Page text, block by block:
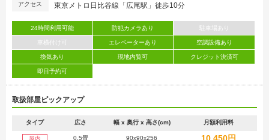
アクセス 東京メトロ日比谷線「広尾駅」徒歩10分
24時間利用可能 防犯カメラあり 駐車場あり
車横付け可 エレベーターあり 空調設備あり
換気あり 現地内覧可 クレジット決済可
即日予約可
取扱部屋ピックアップ
タイプ 広さ 幅 x 奥行 x 高さ(cm) 月額利用料
屋内 0.5畳 90x90x256